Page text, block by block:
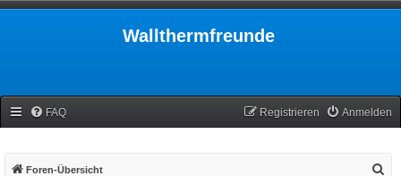
Wallthermfreunde
FAQ Anmelden
Registrieren
Foren-Übersicht